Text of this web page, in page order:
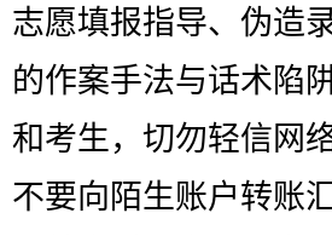
志愿填报指导、伪造
的作案手法与话术陷
和考生，切勿轻信网
不要向陌生账户转账